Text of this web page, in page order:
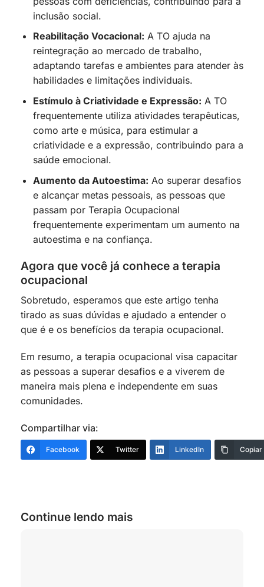
inclusão social.
Reabilitação Vocacional: A TO ajuda na
reintegração ao mercado de trabalho,
adaptando tarefas e ambientes para atender às
habilidades e limitações individuais.
Estímulo à Criatividade e Expressão: A TO
frequentemente utiliza atividades terapêuticas,
como arte e música, para estimular a
criatividade e a expressão, contribuindo para a
saúde emocional.
Aumento da Autoestima: Ao superar desafios
e alcançar metas pessoais, as pessoas que
passam por Terapia Ocupacional
frequentemente experimentam um aumento na
autoestima e na confiança.
Agora que você já conhece a terapia
ocupacional
Sobretudo, esperamos que este artigo tenha
tirado as suas dúvidas e ajudado a entender o
que é e os benefícios da terapia ocupacional.
Em resumo, a terapia ocupacional visa capacitar
as pessoas a superar desafios e a viverem de
maneira mais plena e independente em suas
comunidades.
Compartilhar via:
Facebook Twitter LinkedIn Copiar
Continue lendo mais